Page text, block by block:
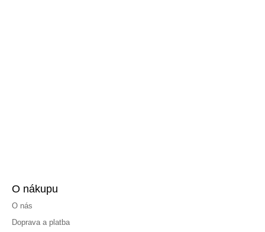
O nákupu
O nás
Doprava a platba